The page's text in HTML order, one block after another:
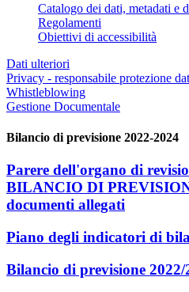
Catalogo dei dati, metadati e
Regolamenti
Obiettivi di accessibilità
Dati ulteriori
Privacy - responsabile protezione
Whistleblowing
Gestione Documentale
Bilancio di previsione 2022-2024
Parere dell'organo di
BILANCIO DI
documenti allegati
Piano degli indicatori di
Bilancio di previsione 2022/